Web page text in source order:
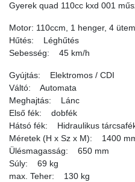
Gyerek quad 110cc kxd 001
Motor: 110ccm, 1 henger, 4
Hűtés: Léghűtés
Sebesség: 45 km/h
Gyújtás: Elektromos / CDI
Váltó: Automata
Meghajtás: Lánc
Első fék: dobfék
Hátsó fék: Hidraulikus
Méretek (H x Sz x M): 1400
Ülésmagasság: 650 mm
Súly: 69 kg
max. Teher: 130 kg